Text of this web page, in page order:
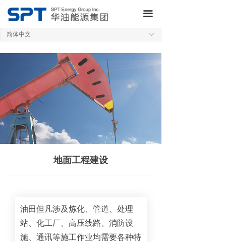
끀
网站首页
关于集团
研发制造
新闻动态
QHSE
加入我们
ꀅ
简体中文
地面工程建设
油田但凡涉及炼化、管道、处理
站、化工厂、高压线路、消防设
施、通讯等施工作业均需要各种特